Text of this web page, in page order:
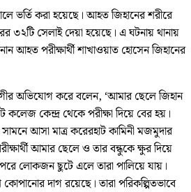
ভর্তি করা হয়েছে। আহত জিহানের শরীরে
৩২টি সেলাই দেয়া হয়েছে। এ ঘটনায় থানায়
আহত পরীক্ষার্থী শাখাওয়াত হোসেন জিহানের
অভিযোগ করে বলেন, ‘আমার ছেলে জিহান
কলেজ কেন্দ্র থেকে পরীক্ষা দিয়ে বের হয়।
আসা মাত্র করেরহাট কামিনী মজমুদার
আমার ছেলে ও তার বন্ধুকে ক্ষুর দিয়ে
লোকজন ছুটে এলে তারা পালিয়ে যায়।
দাগ রয়েছে। তারা পরিকল্পিতভাবে